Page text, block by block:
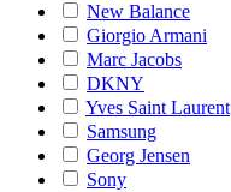
New Balance
Giorgio Armani
Marc Jacobs
DKNY
Yves Saint Laurent
Samsung
Georg Jensen
Sony